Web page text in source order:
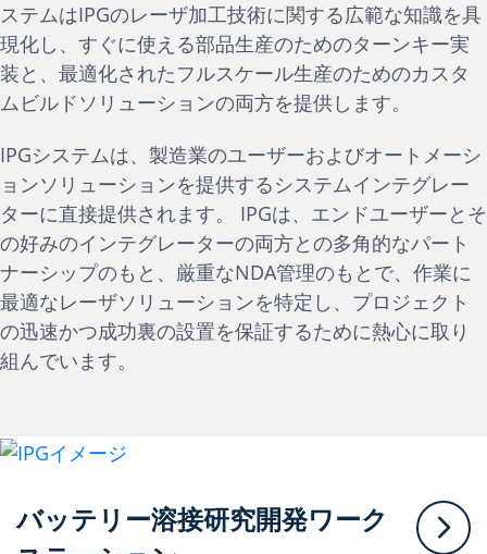
ステムはIPGのレーザ加工技術に関する広範な知識を具
現化し、すぐに使える部品生産のためのターンキー実
装と、最適化されたフルスケール生産のためのカスタ
ムビルドソリューションの両方を提供します。
IPGシステムは、製造業のユーザーおよびオートメーシ
ョンソリューションを提供するシステムインテグレー
ターに直接提供されます。 IPGは、エンドユーザーとそ
の好みのインテグレーターの両方との多角的なパート
ナーシップのもと、厳重なNDA管理のもとで、作業に
最適なレーザソリューションを特定し、プロジェクト
の迅速かつ成功裏の設置を保証するために熱心に取り
組んでいます。
バッテリー溶接研究開発ワーク